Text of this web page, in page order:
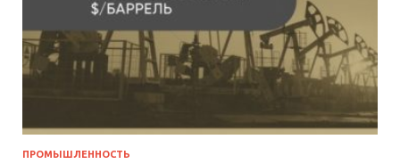
ПРОМЫШЛЕННОСТЬ